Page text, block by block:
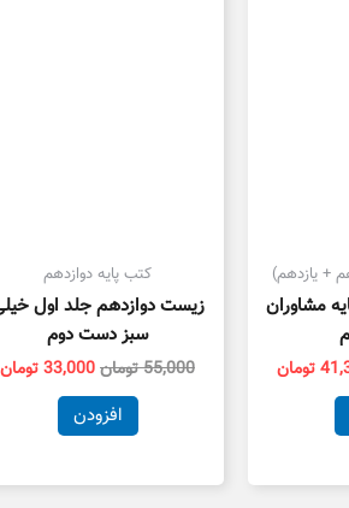
+ یازدهم)
مشاوران
تومان
کتب پایه دوازدهم
زیست دوازدهم جلد اول
سبز دست دوم
55,000تومان33,000تومان
افزودن